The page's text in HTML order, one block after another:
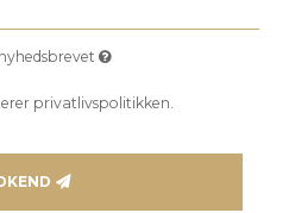
privatlivspolitikken.